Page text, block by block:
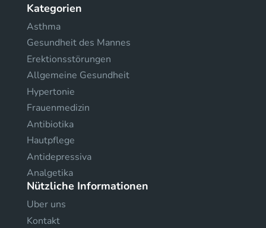
Kategorien
Asthma
Gesundheit des Mannes
Erektionsstörungen
Allgemeine Gesundheit
Hypertonie
Frauenmedizin
Antibiotika
Hautpflege
Antidepressiva
Analgetika
Nützliche Informationen
Uber uns
Kontakt